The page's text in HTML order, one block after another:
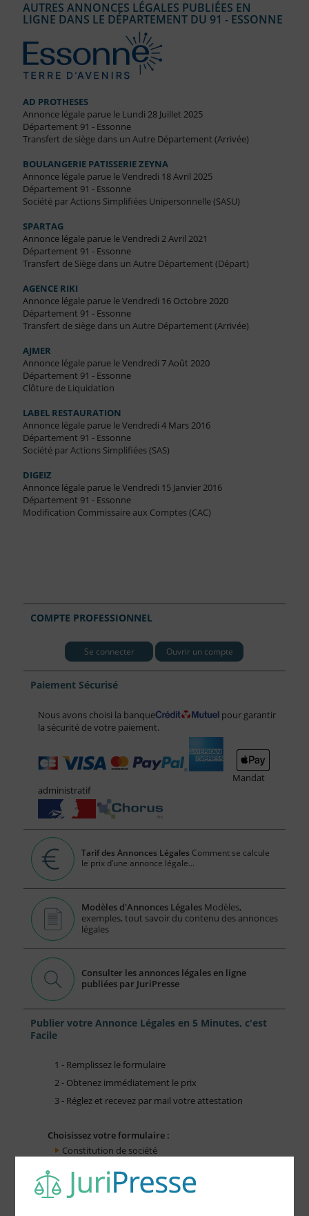
AUTRES ANNONCES LÉGALES PUBLIÉES EN
LIGNE DANS LE DÉPARTEMENT DU 91 - ESSONNE
AD PROTHESES
Annonce légale parue le Lundi 28 Juillet 2025
Département 91 - Essonne
Transfert de siège dans un Autre Département (Arrivée)
BOULANGERIE PATISSERIE ZEYNA
Annonce légale parue le Vendredi 18 Avril 2025
Département 91 - Essonne
Société par Actions Simplifiées Unipersonnelle (SASU)
SPARTAG
Annonce légale parue le Vendredi 2 Avril 2021
Département 91 - Essonne
Transfert de Siège dans un Autre Département (Départ)
AGENCE RIKI
Annonce légale parue le Vendredi 16 Octobre 2020
Département 91 - Essonne
Transfert de siège dans un Autre Département (Arrivée)
AJMER
Annonce légale parue le Vendredi 7 Août 2020
Département 91 - Essonne
Clôture de Liquidation
LABEL RESTAURATION
Annonce légale parue le Vendredi 4 Mars 2016
Département 91 - Essonne
Société par Actions Simplifiées (SAS)
DIGEIZ
Annonce légale parue le Vendredi 15 Janvier 2016
Département 91 - Essonne
Modification Commissaire aux Comptes (CAC)
COMPTE PROFESSIONNEL
Se connecter Ouvrir un compte
Paiement Sécurisé
Nous avons choisi la banque
pour garantir
la sécurité de votre paiement.
Mandat
administratif
Tarif des Annonces Légales Comment se calcule
le prix d’une annonce légale...
Modèles d'Annonces Légales Modèles,
exemples, tout savoir du contenu des annonces
légales
Consulter les annonces légales en ligne
publiées par JuriPresse
Publier votre Annonce Légales en 5 Minutes, c'est
Facile
1 - Remplissez le formulaire
2 - Obtenez immédiatement le prix
3 - Réglez et recevez par mail votre attestation
Choisissez votre formulaire :
Constitution de société
Fonds de Commerce
Cessation d'activité